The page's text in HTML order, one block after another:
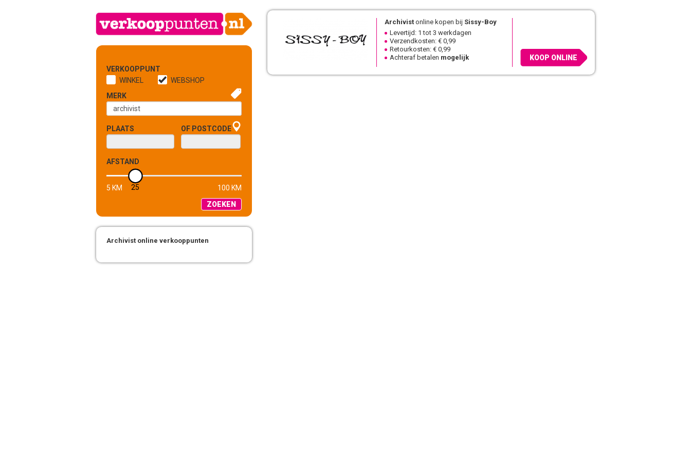
VERKOOPPUNT
WINKEL
WEBSHOP
MERK
PLAATS OF POSTCODE
AFSTAND
5 KM 25
100 KM
ZOEKEN
Archivist online verkooppunten
Archivist online kopen bij Sissy-Boy
Levertijd: 1 tot 3 werkdagen
Verzendkosten: € 0,99
Retourkosten: € 0,99
Achteraf betalen mogelijk KOOP ONLINE